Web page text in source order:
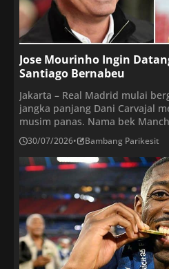
Jose Mourinho Ingin
Santiago Bernabeu
Jakarta – Real Madrid mulai
jangka panjang Dani Carvajal
musim panas. Nama bek
kini masuk dalam daftar
klub asal Spanyol tersebut.
diproyeksikan melakukan
setelah musim yang sulit.
musim membuat kebutuhan
30/07/2026• Bambang Parikesit